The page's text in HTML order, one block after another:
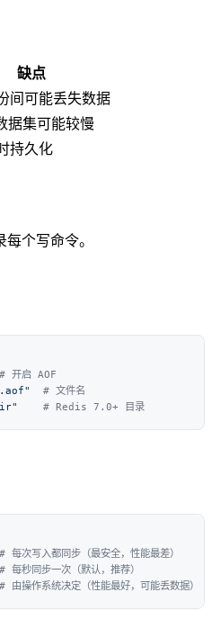
缺点
间可能丢失数据
据集可能较慢
持久化
每个写命令。